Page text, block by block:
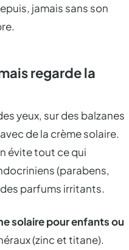
jamais sans son
regarde la
yeux, sur des balzanes
de la crème solaire.
évite tout ce qui
(parabens,
parfums irritants.
solaire pour enfants ou
(zinc et titane).